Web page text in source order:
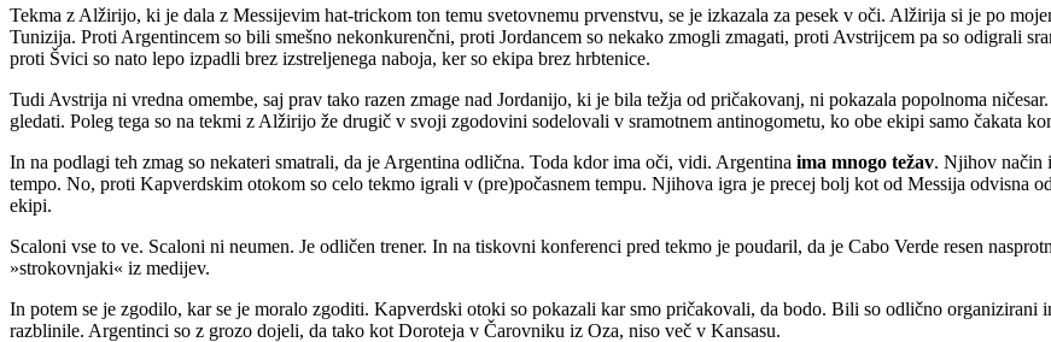
Tekma z Alžirijo, ki je dala z Messijevim hat-trickom ton temu svetovnemu prvenstvu, se je izkazala za pesek v oči. Alžirija si je po
Tunizija. Proti Argentincem so bili smešno nekonkurenčni, proti Jordancem so nekako zmogli zmagati, proti Avstrijcem pa so odigrali
proti Švici so nato lepo izpadli brez izstreljenega naboja, ker so ekipa brez hrbtenice.
Tudi Avstrija ni vredna omembe, saj prav tako razen zmage nad Jordanijo, ki je bila težja od pričakovanj, ni pokazala popolnoma
gledati. Poleg tega so na tekmi z Alžirijo že drugič v svoji zgodovini sodelovali v sramotnem antinogometu, ko obe ekipi samo čakata
In na podlagi teh zmag so nekateri smatrali, da je Argentina odlična. Toda kdor ima oči, vidi. Argentina ima mnogo težav. Njihov način
tempo. No, proti Kapverdskim otokom so celo tekmo igrali v (pre)počasnem tempu. Njihova igra je precej bolj kot od Messija odvisna
ekipi.
Scaloni vse to ve. Scaloni ni neumen. Je odličen trener. In na tiskovni konferenci pred tekmo je poudaril, da je Cabo Verde resen
»strokovnjaki« iz medijev.
In potem se je zgodilo, kar se je moralo zgoditi. Kapverdski otoki so pokazali kar smo pričakovali, da bodo. Bili so odlično organizirani
razblinile. Argentinci so z grozo dojeli, da tako kot Doroteja v Čarovniku iz Oza, niso več v Kansasu.